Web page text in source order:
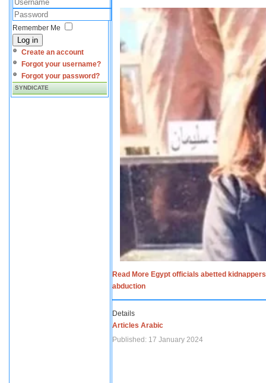
Remember Me
Log in
Create an account
Forgot your username?
Forgot your password?
SYNDICATE
Read More Egypt officials abetted
abduction
Details
Articles Arabic
Published: 17 January 2024